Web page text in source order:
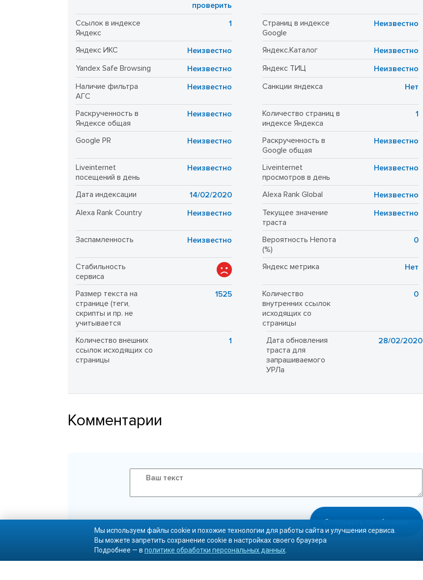
Мы используем файлы cookie и похожие технологии для работы сайта и улучшения сервиса.
Вы можете запретить сохранение cookie в настройках своего браузера
Подробнее — в политике обработки персональных данных
проверить
Ссылок в индексе
Яндекс
1
Страниц в индексе
Google
Неизвестно
Яндекс ИКС Неизвестно Яндекс.Каталог
Неизвестно
Yandex Safe Browsing
Неизвестно Яндекс ТИЦ
Неизвестно
Наличие фильтра
АГС
Неизвестно Санкции яндекса Нет
Раскрученность в
Яндексе общая
Неизвестно
Количество страниц в
индексе Яндекса
1
Google PR Неизвестно
Раскрученность в
Google общая
Неизвестно
Liveinternet
посещений в день
Неизвестно
Liveinternet
просмотров в день
Неизвестно
Дата индексации 14/02/2020 Alexa Rank Global
Неизвестно
Alexa Rank Country
Неизвестно
Текущее значение
траста
Неизвестно
Заспамленность Неизвестно
Вероятность Непота
(%)
0
Стабильность
сервиса
Яндекс метрика Нет
Размер текста на
странице (теги,
скрипты и пр. не
учитывается
1525
Количество
внутренних ссылок
исходящих со
страницы
0
Количество внешних
ссылок исходящих со
страницы
1
Дата обновления
траста для
запрашиваемого
УРЛа
28/02/2020
Комментарии
Отправить сообщение